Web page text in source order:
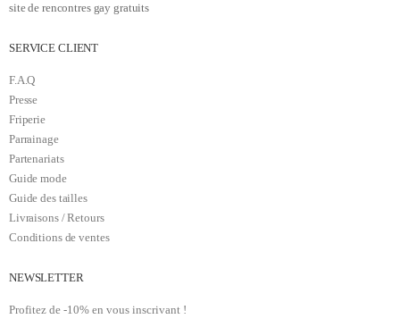
site de rencontres gay gratuits
SERVICE CLIENT
F.A.Q
Presse
Friperie
Parrainage
Partenariats
Guide mode
Guide des tailles
Livraisons / Retours
Conditions de ventes
NEWSLETTER
Profitez de -10% en vous inscrivant !